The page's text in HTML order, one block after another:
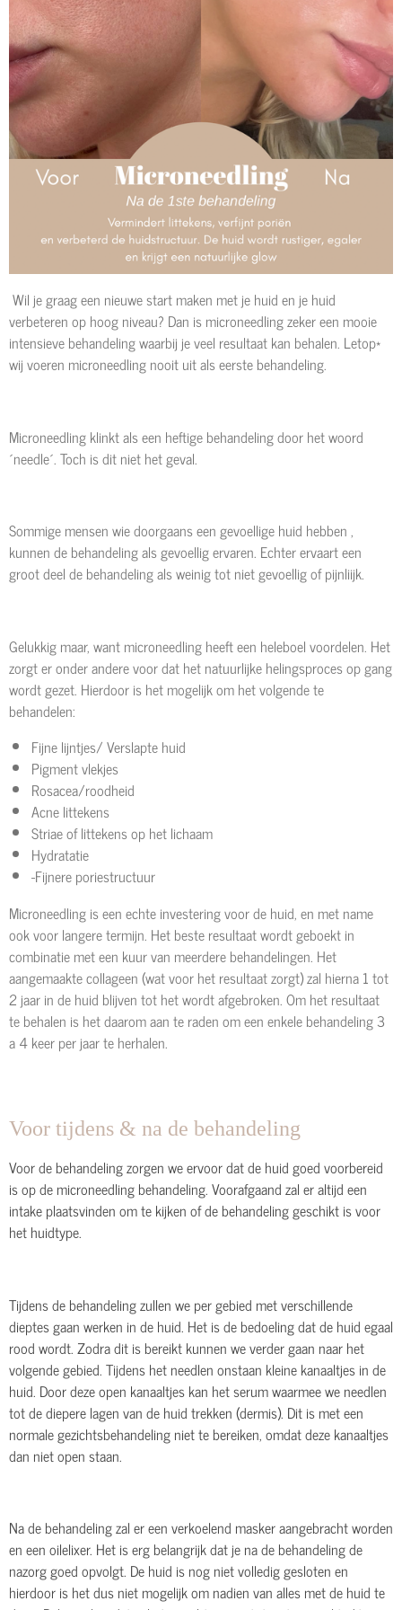
Wil je graag een nieuwe start maken met je huid en je huid
verbeteren op hoog niveau? Dan is microneedling zeker een mooie
intensieve behandeling waarbij je veel resultaat kan behalen. Letop*
wij voeren microneedling nooit uit als eerste behandeling.
Microneedling klinkt als een heftige behandeling door het woord
´needle´. Toch is dit niet het geval.
Sommige mensen wie doorgaans een gevoellige huid hebben ,
kunnen de behandeling als gevoellig ervaren. Echter ervaart een
groot deel de behandeling als weinig tot niet gevoellig of pijnliijk.
Gelukkig maar, want microneedling heeft een heleboel voordelen. Het
zorgt er onder andere voor dat het natuurlijke helingsproces op gang
wordt gezet. Hierdoor is het mogelijk om het volgende te
behandelen:
Fijne lijntjes/ Verslapte huid
Pigment vlekjes
Rosacea/roodheid
Acne littekens
Striae of littekens op het lichaam
Hydratatie
-Fijnere poriestructuur
Microneedling is een echte investering voor de huid, en met name
ook voor langere termijn. Het beste resultaat wordt geboekt in
combinatie met een kuur van meerdere behandelingen. Het
aangemaakte collageen (wat voor het resultaat zorgt) zal hierna 1 tot
2 jaar in de huid blijven tot het wordt afgebroken. Om het resultaat
te behalen is het daarom aan te raden om een enkele behandeling 3
a 4 keer per jaar te herhalen.
Voor tijdens & na de behandeling
Voor de behandeling zorgen we ervoor dat de huid goed voorbereid
is op de microneedling behandeling. Voorafgaand zal er altijd een
intake plaatsvinden om te kijken of de behandeling geschikt is voor
het huidtype.
Tijdens de behandeling zullen we per gebied met verschillende
dieptes gaan werken in de huid. Het is de bedoeling dat de huid egaal
rood wordt. Zodra dit is bereikt kunnen we verder gaan naar het
volgende gebied. Tijdens het needlen onstaan kleine kanaaltjes in de
huid. Door deze open kanaaltjes kan het serum waarmee we needlen
tot de diepere lagen van de huid trekken (dermis). Dit is met een
normale gezichtsbehandeling niet te bereiken, omdat deze kanaaltjes
dan niet open staan.
Na de behandeling zal er een verkoelend masker aangebracht worden
en een oilelixer. Het is erg belangrijk dat je na de behandeling de
nazorg goed opvolgt. De huid is nog niet volledig gesloten en
hierdoor is het dus niet mogelijk om nadien van alles met de huid te